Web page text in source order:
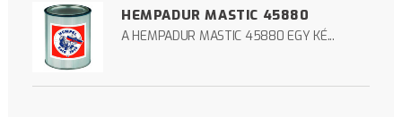
HEMPADUR MASTIC 45880
A HEMPADUR MASTIC 45880 EGY KÉ...